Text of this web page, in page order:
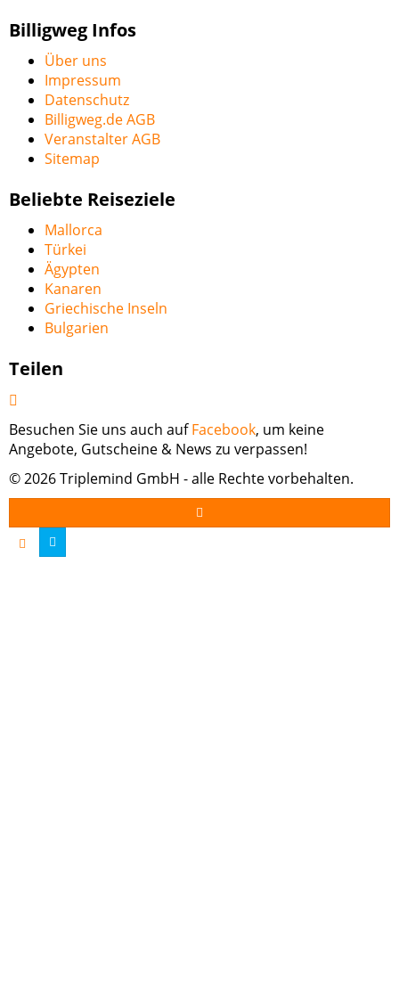
Billigweg Infos
Über uns
Impressum
Datenschutz
Billigweg.de AGB
Veranstalter AGB
Sitemap
Beliebte Reiseziele
Mallorca
Türkei
Ägypten
Kanaren
Griechische Inseln
Bulgarien
Teilen
Besuchen Sie uns auch aufFacebook, um keine
Angebote, Gutscheine & News zu verpassen!
© 2026 Triplemind GmbH - alle Rechte vorbehalten.